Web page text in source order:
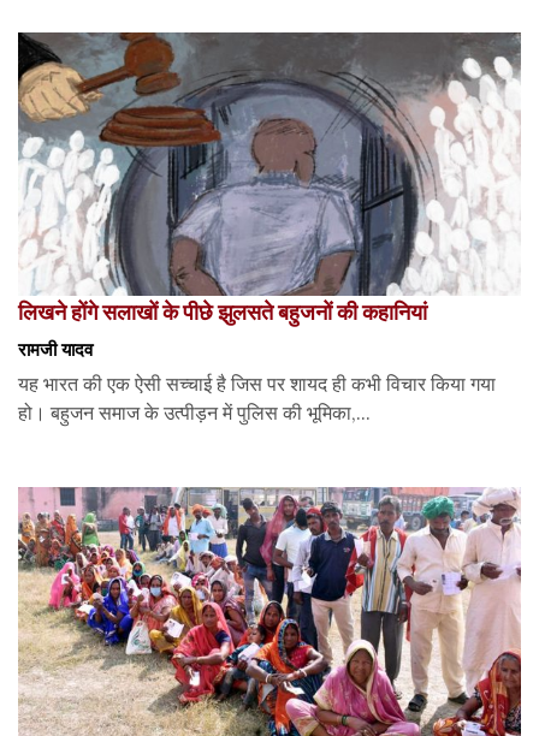
लिखने होंगे सलाखों के पीछे झुलसते बहुजनों की कहानियां
रामजी यादव
यह भारत की एक ऐसी सच्चाई है जिस पर शायद ही कभी विचार किया गया
हो। बहुजन समाज के उत्पीड़न में पुलिस की भूमिका,...